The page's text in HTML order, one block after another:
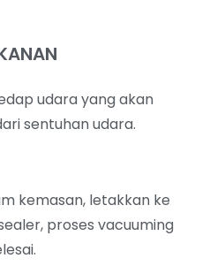
udara yang akan
sentuhan udara.
kemasan, letakkan ke
proses vacuuming